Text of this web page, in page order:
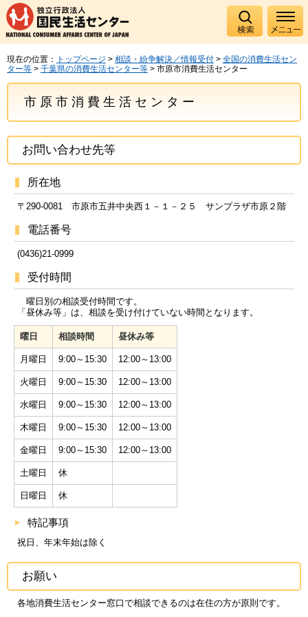
現在の位置： トップページ > 相談・紛争解決／情報受付 > 全国の消費生活セン
ター等 > 千葉県の消費生活センター等 > 市原市消費生活センター
市原市消費生活センター
お問い合わせ先等
所在地
〒290-0081 市原市五井中央西１－１－２５ サンプラザ市原２階
電話番号
(0436)21-0999
受付時間
曜日別の相談受付時間です。
「昼休み等」は、相談を受け付けていない時間となります。
曜日 相談時間 昼休み等
土曜日 休
日曜日 休
月曜日 9:00～15:30 12:00～13:00
火曜日 9:00～15:30 12:00～13:00
水曜日 9:00～15:30 12:00～13:00
木曜日 9:00～15:30 12:00～13:00
金曜日 9:00～15:30 12:00～13:00
特記事項
祝日、年末年始は除く
お願い
各地消費生活センター窓口で相談できるのは在住の方が原則です。